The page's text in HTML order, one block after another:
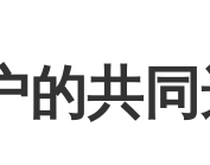
的共